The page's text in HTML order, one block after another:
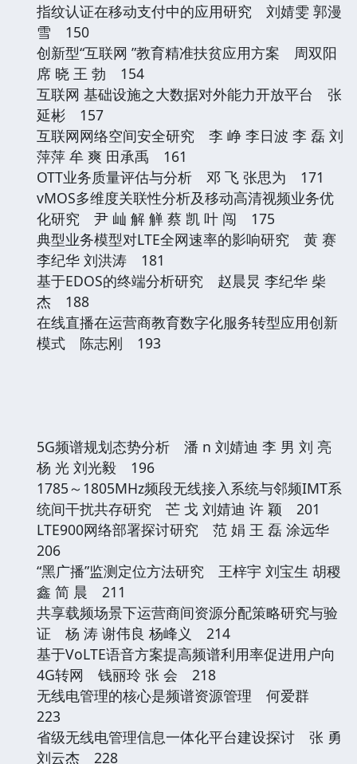
指纹认证在移动支付中的应用研究 刘婧雯 郭漫
雪 150
创新型“互联网 ”教育精准扶贫应用方案 周双阳
席 晓 王 勃 154
互联网 基础设施之大数据对外能力开放平台 张
延彬 157
互联网网络空间安全研究 李 峥 李日波 李 磊 刘
萍萍 牟 爽 田承禹 161
OTT业务质量评估与分析 邓 飞 张思为 171
vMOS多维度关联性分析及移动高清视频业务优
化研究 尹 屾 解 觯 蔡 凯 叶 闯 175
典型业务模型对LTE全网速率的影响研究 黄 赛
李纪华 刘洪涛 181
基于EDOS的终端分析研究 赵晨炅 李纪华 柴
杰 188
在线直播在运营商教育数字化服务转型应用创新
模式 陈志刚 193
5G频谱规划态势分析 潘 n 刘婧迪 李 男 刘 亮
杨 光 刘光毅 196
1785～1805MHz频段无线接入系统与邻频IMT系
统间干扰共存研究 芒 戈 刘婧迪 许 颖 201
LTE900网络部署探讨研究 范 娟 王 磊 涂远华
206
“黑广播”监测定位方法研究 王梓宇 刘宝生 胡稷
鑫 简 晨 211
共享载频场景下运营商间资源分配策略研究与验
证 杨 涛 谢伟良 杨峰义 214
基于VoLTE语音方案提高频谱利用率促进用户向
4G转网 钱丽玲 张 会 218
无线电管理的核心是频谱资源管理 何爱群
223
省级无线电管理信息一体化平台建设探讨 张 勇
刘云杰 228